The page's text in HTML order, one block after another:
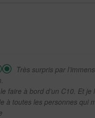
Très surpris par
faire à bord d’un C10. Et je
à toutes les personnes qui